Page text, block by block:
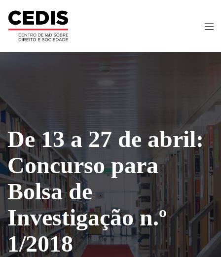
De 13 a 27 de abril:
Concurso para
Bolsa de
Investigação n.º
1/2018